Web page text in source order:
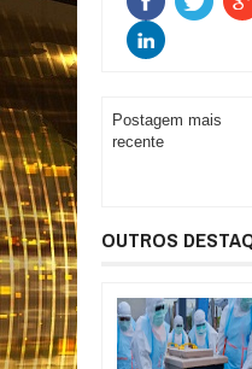
Postagem mais
recente
OUTROS